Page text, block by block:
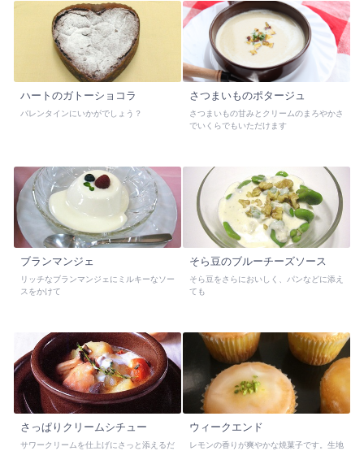
かに、食べやすく仕上げました。黒ゴマは
コクのあるしっかした味わい、白ゴマはク
リームの味に溶け込んで優しい味わいにな
ハートのガトーショコラ
バレンタインにいかがでしょう？
さつまいものポタージュ
さつまいもの甘みとクリームのまろやかさ
でいくらでもいただけます
ブランマンジェ
リッチなブランマンジェにミルキーなソー
スをかけて
そら豆のブルーチーズソース
そら豆をさらにおいしく、パンなどに添え
ても
さっぱりクリームシチュー
サワークリームを仕上げにさっと添えるだ
ウィークエンド
レモンの香りが爽やかな焼菓子です。生地